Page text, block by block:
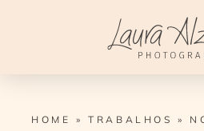
HOME »TRABALHOS »